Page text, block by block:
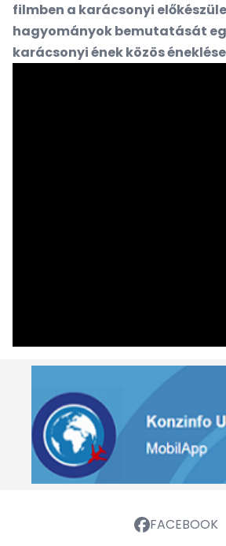
filmben a karácsonyi
hagyományok bemutatását
karácsonyi ének közös
FACEBOOK